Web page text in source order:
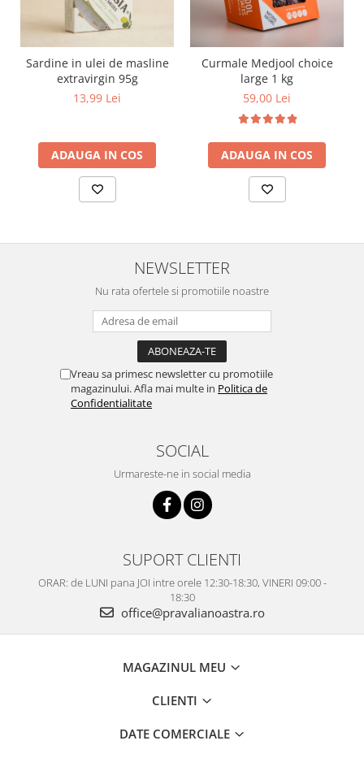
Sardine in ulei de masline
extravirgin 95g
13,99 Lei
ADAUGA IN COS
Curmale Medjool choice
large 1 kg
59,00 Lei
ADAUGA IN COS
NEWSLETTER
Nu rata ofertele si promotiile noastre
Vreau sa primesc newsletter cu promotiile
magazinului. Afla mai multe in Politica de
Confidentialitate
SOCIAL
Urmareste-ne in social media
SUPORT CLIENTI
ORAR: de LUNI pana JOI intre orele 12:30-18:30, VINERI 09:00 -
18:30
office@pravalianoastra.ro
MAGAZINUL MEU
CLIENTI
DATE COMERCIALE